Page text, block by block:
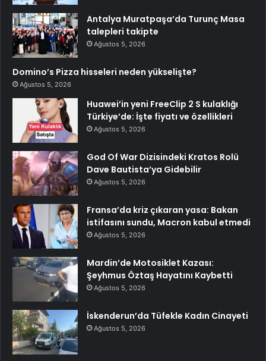
Antalya Muratpaşa’da Turunç Masa
talepleri takipte
Ağustos 5, 2026
Domino’s Pizza hisseleri neden yükselişte?
Ağustos 5, 2026
Huawei’in yeni FreeClip 2 S kulaklığı
Türkiye’de: İşte fiyatı ve özellikleri
Ağustos 5, 2026
God Of War Dizisindeki Kratos Rolü
Dave Bautista’ya Gidebilir
Ağustos 5, 2026
Fransa’da kriz çıkaran yasa: Bakan
istifasını sundu, Macron kabul etmedi
Ağustos 5, 2026
Mardin’de Motosiklet Kazası:
Şeyhmus Öztaş Hayatını Kaybetti
Ağustos 5, 2026
İskenderun’da Tüfekle Kadın Cinayeti
Ağustos 5, 2026